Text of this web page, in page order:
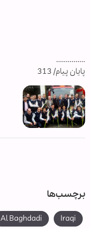
...............
پایان پیام/ 313
برچسب‌ها
Iraqi
Al Baghdadi